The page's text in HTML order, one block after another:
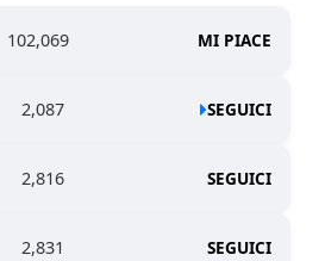
102,069 MI PIACE
2,087 SEGUICI
2,816 SEGUICI
2,831 SEGUICI